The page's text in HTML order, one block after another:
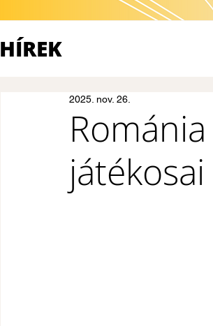
HÍREK
játékosai
2025. nov. 26.